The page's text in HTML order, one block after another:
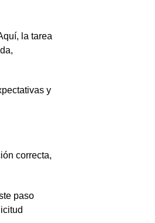
la tarea
y
correcta,
paso